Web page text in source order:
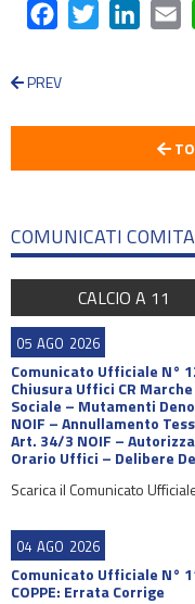
FacebookTwitter
PREV
COMUNICATI
CALCIO A 11
05 AGO 2026
Comunicato Ufficiale N°
Chiusura Uffici CR
Sociale – Mutamenti
NOIF – Annullamento
Art. 34/3 NOIF –
Orario Uffici – Delibere
Scarica il Comunicato
04 AGO 2026
Comunicato Ufficiale N°
COPPE: Errata Corrige